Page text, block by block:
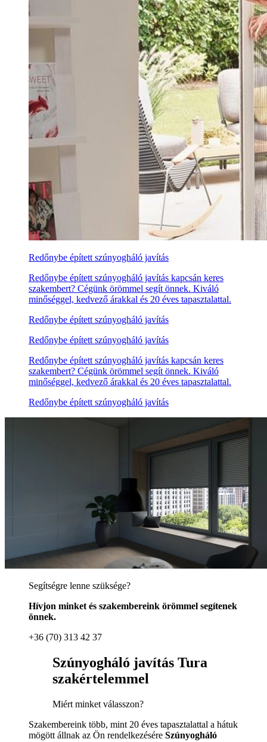
Redőnybe épített szúnyogháló javítás
Redőnybe épített szúnyogháló javítás kapcsán keres
szakembert? Cégünk örömmel segít önnek. Kiváló
minőséggel, kedvező árakkal és 20 éves tapasztalattal.
Redőnybe épített szúnyogháló javítás
Redőnybe épített szúnyogháló javítás
Redőnybe épített szúnyogháló javítás kapcsán keres
szakembert? Cégünk örömmel segít önnek. Kiváló
minőséggel, kedvező árakkal és 20 éves tapasztalattal.
Redőnybe épített szúnyogháló javítás
Segítségre lenne szüksége?
Hívjon minket és szakembereink örömmel segítenek
önnek.
+36 (70) 313 42 37
Szúnyogháló javítás Tura
szakértelemmel
Miért minket válasszon?
Szakembereink több, mint 20 éves tapasztalattal a hátuk
mögött állnak az Ön rendelkezésére Szúnyogháló